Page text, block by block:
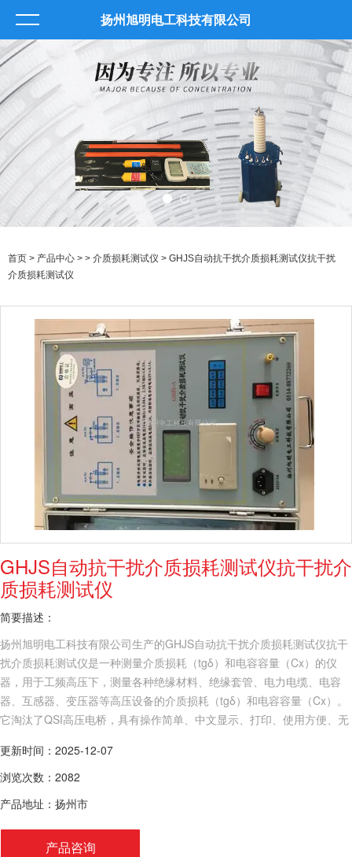
扬州旭明电工科技有限公司
首页 > 产品中心 > > 介质损耗测试仪 > GHJS自动抗干扰介质损耗测试仪抗干扰
介质损耗测试仪
GHJS自动抗干扰介质损耗测试仪抗干扰介
质损耗测试仪
简要描述：
扬州旭明电工科技有限公司生产的GHJS自动抗干扰介质损耗测试仪抗干
扰介质损耗测试仪是一种测量介质损耗（tgδ）和电容容量（Cx）的仪
器，用于工频高压下，测量各种绝缘材料、绝缘套管、电力电缆、电容
器、互感器、变压器等高压设备的介质损耗（tgδ）和电容容量（Cx）。
它淘汰了QSI高压电桥，具有操作简单、中文显示、打印、使用方便、无
更新时间：2025-12-07
浏览次数：2082
产品地址：扬州市
产品咨询